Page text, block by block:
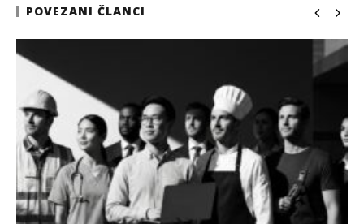
POVEZANI ČLANCI